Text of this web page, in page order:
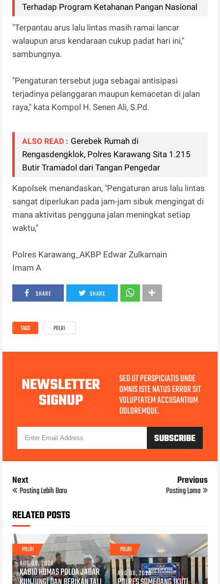
Terhadap Program Ketahanan Pangan Nasional
"Terpantau arus lalu lintas masih ramai lancar
walaupun arus kendaraan cukup padat hari ini,"
sambungnya.
"Pengaturan tersebut juga sebagai antisipasi
terjadinya pelanggaran maupun kemacetan di jalan
raya," kata Kompol H. Senen Ali, S.Pd.
ALSO READ : Gerebek Rumah di
Rengasdengklok, Polres Karawang Sita 1.215
Butir Tramadol dari Tangan Pengedar
Kapolsek menandaskan, "Pengaturan arus lalu lintas
sangat diperlukan pada jam-jam sibuk mengingat di
mana aktivitas pengguna jalan meningkat setiap
waktu,"
Polres Karawang_AKBP Edwar Zulkarnain
Imam A
SHARE SHARE
TAGS POLRI
NEWSLETTER
SIGNUP
SED UT PERSPICIATIS UNDE
OMNIS ISTE NATUS ERROR SIT
VOLUPTATEM ACCUSANTIUM
DOLOREMQUE.
Next
Posting Lebih Baru
Previous
Posting Lama
RELATED POSTS
POLRI
AUG 06, 2026
KABID HUMAS POLDA JABAR
POLRI
AUG 06, 2026